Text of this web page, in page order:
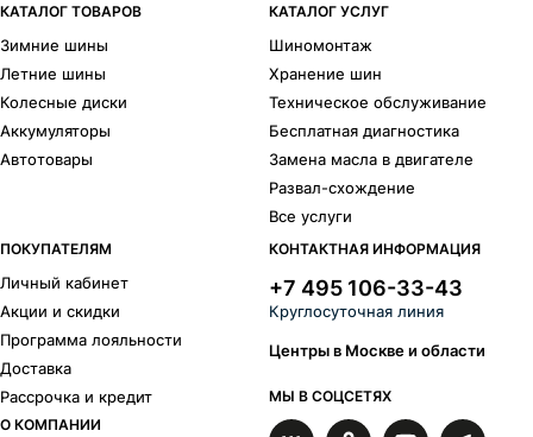
КАТАЛОГ ТОВАРОВ
Зимние шины
Летние шины
Колесные диски
Аккумуляторы
Автотовары
КАТАЛОГ УСЛУГ
Шиномонтаж
Хранение шин
Техническое обслуживание
Бесплатная диагностика
Замена масла в двигателе
Развал-схождение
Все услуги
ПОКУПАТЕЛЯМ
Личный кабинет
Акции и скидки
Программа лояльности
Доставка
Рассрочка и кредит
О КОМПАНИИ
КОНТАКТНАЯ ИНФОРМАЦИЯ
+7 495 106-33-43
Круглосуточная линия
Центры в Москве и области
МЫ В СОЦСЕТЯХ